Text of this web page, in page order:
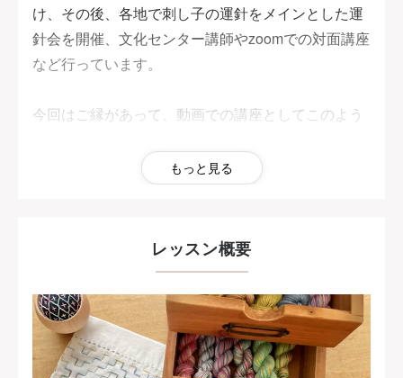
け、その後、各地で刺し子の運針をメインとした運
針会を開催、文化センター講師やzoomでの対面講座
など行っています。
今回はご縁があって、動画での講座としてこのよう
皆様に刺し子の楽しさ、美しさ、運針の心地よさを
ら伝わる刺し子を通して日本文化に触れてみてくだ
きになると思います。
また、当初から自分たちで使う糸は自分たちで染め
てきました。化学染料でカラフルに染めたり、中札
もっと見る
レッスン概要